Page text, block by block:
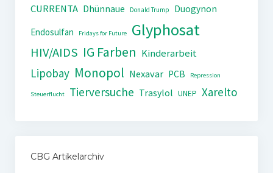
CURRENTA Dhünnaue Donald Trump
Duogynon
Endosulfan
Fridays for Future Glyphosat
HIV/AIDS IG Farben Kinderarbeit
Lipobay Monopol Nexavar PCB Repression
Steuerflucht Tierversuche Trasylol UNEP Xarelto
CBG Artikelarchiv